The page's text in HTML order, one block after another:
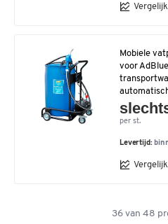
Mobiele
voor
per st.
Levertijd:
36 van 48